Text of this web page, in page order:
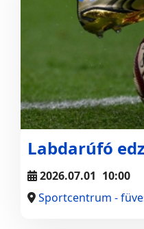
Labdarúfó
2026.07.01 10:00
Sportcentrum -